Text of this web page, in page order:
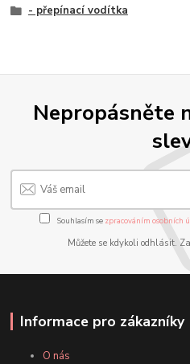
- přepínací vodítka
Nepropásněte
Souhlasím se zpracováním osobních
Můžete se kdykoli odhlásit.
Informace pro zákazníky
O nás